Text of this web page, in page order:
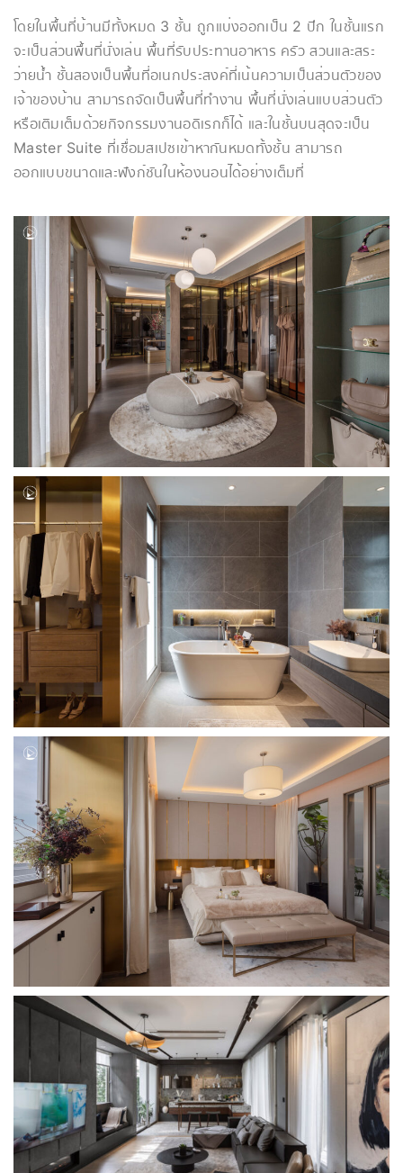
โดยในพื้นที่บ้านมีทั้งหมด 3 ชั้น ถูกแบ่งออกเป็น 2 ปีก ในชั้นแรก
จะเป็นส่วนพื้นที่นั่งเล่น พื้นที่รับประทานอาหาร ครัว สวนและสระ
ว่ายน้ำ ชั้นสองเป็นพื้นที่อเนกประสงค์ที่เน้นความเป็นส่วนตัวของ
เจ้าของบ้าน สามารถจัดเป็นพื้นที่ทำงาน พื้นที่นั่งเล่นแบบส่วนตัว
หรือเติมเต็มด้วยกิจกรรมงานอดิเรกก็ได้ และในชั้นบนสุดจะเป็น
Master Suite ที่เชื่อมสเปซเข้าหากันหมดทั้งชั้น สามารถ
ออกแบบขนาดและฟังก์ชันในห้องนอนได้อย่างเต็มที่